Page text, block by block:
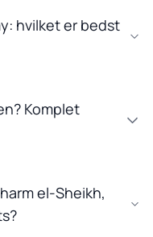
hvilket er bedst
Komplet
el-Sheikh,